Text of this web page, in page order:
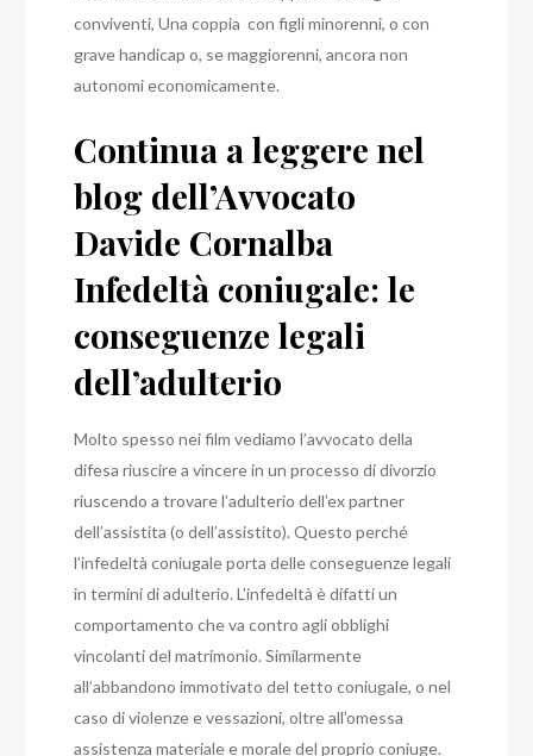
conviventi,Una coppia con figli minorenni, o con
grave handicap o, se maggiorenni, ancora non
autonomi economicamente.
Continua a leggere nel
blog dell’Avvocato
Davide Cornalba
Infedeltà coniugale: le
conseguenze legali
dell’adulterio
Molto spesso nei film vediamo l’avvocato della
difesa riuscire a vincere in un processo di divorzio
riuscendo a trovare l’adulterio dell’ex partner
dell’assistita (o dell’assistito). Questo perché
l’infedeltà coniugale porta delle conseguenze legali
in termini di adulterio.L’infedeltà è difatti un
comportamento che va contro agli obblighi
vincolanti del matrimonio. Similarmente
all’abbandono immotivato del tetto coniugale, o nel
caso di violenze e vessazioni, oltre all’omessa
assistenza materiale e morale del proprio coniuge.